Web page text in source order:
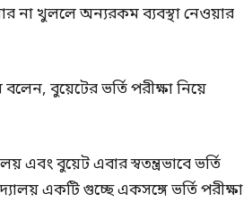
না খুললে অন্যরকম ব্যবস্থা নেওয়ার
বুয়েটের ভর্তি পরীক্ষা নিয়ে
এবং বুয়েট এবার স্বতন্ত্রভাবে ভর্তি
একটি গুচ্ছে একসঙ্গে ভর্তি পরীক্ষা